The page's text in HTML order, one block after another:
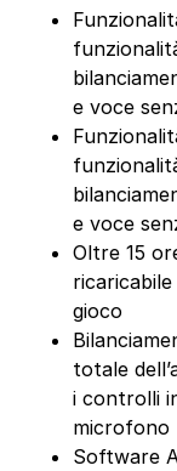
e voce
e voce
Oltre 15
gioco
totale
i controlli
microfono
Software